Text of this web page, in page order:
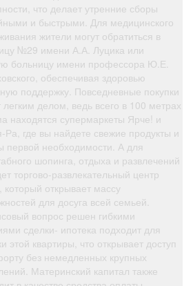
что делает утренние сборы
и быстрыми. Для медицинского
жители могут обратиться в
№29 имени А.А. Луцика или
больницу имени профессора Ю.Е.
обеспечивая здоровью
поддержку. Повседневные покупки
легким делом, ведь всего в 100 метрах
находятся супермаркеты Ярче! и
где вы найдете свежие продукты и
первой необходимости. А для
шопинга, отдыха и развлечений
торгово-развлекательный центр
который открывает массу
для досуга всей семьей.
вопрос решен гибкими
сделки- ипотека подходит для
этой квартиры, что открывает доступ
без немедленных крупных
Материнский капитал также